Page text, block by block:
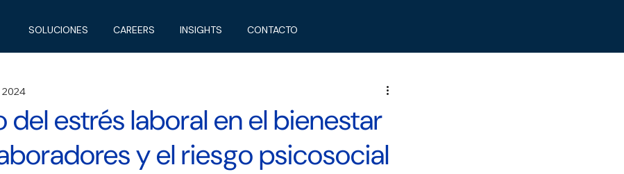
SOLUCIONES CAREERS INSIGHTS CONTACTO
del estrés laboral en el bienestar
y el riesgo psicosocial
2024